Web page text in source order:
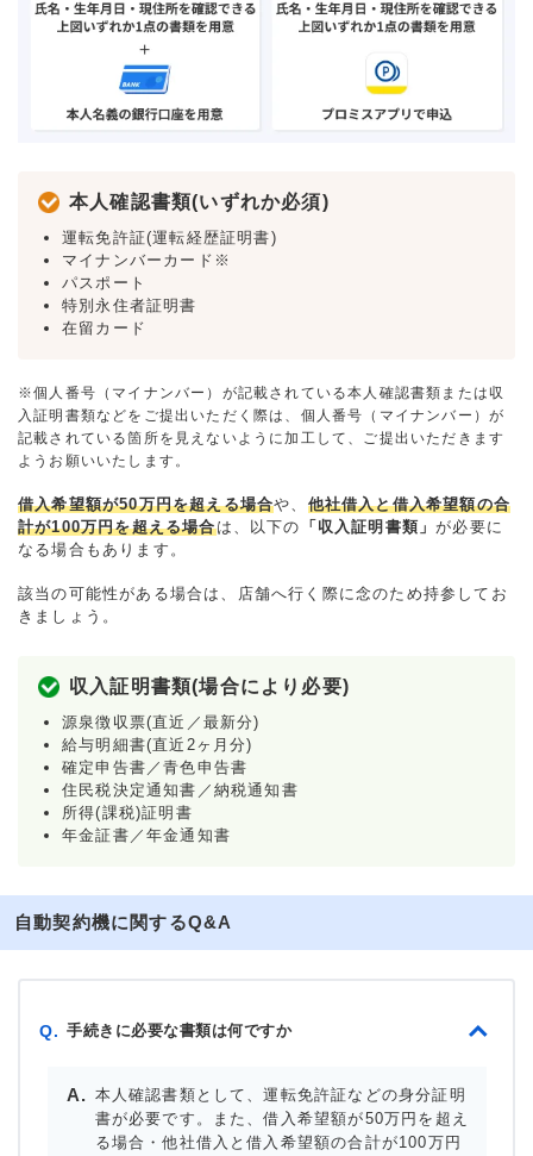
本人確認書類(いずれか必須)
運転免許証(運転経歴証明書)
マイナンバーカード※
パスポート
特別永住者証明書
在留カード
※個人番号（マイナンバー）が記載されている本人確認書類または収
入証明書類などをご提出いただく際は、個人番号（マイナンバー）が
記載されている箇所を見えないように加工して、ご提出いただきます
ようお願いいたします。
借入希望額が50万円を超える場合や、 他社借入と借入希望額の合
計が100万円を超える場合は、以下の 「収入証明書類」が必要に
なる場合もあります。
該当の可能性がある場合は、店舗へ行く際に念のため持参してお
きましょう。
収入証明書類(場合により必要)
源泉徴収票(直近／最新分)
給与明細書(直近2ヶ月分)
確定申告書／青色申告書
住民税決定通知書／納税通知書
所得(課税)証明書
年金証書／年金通知書
自動契約機に関するQ&A
Q. 手続きに必要な書類は何ですか
本人確認書類として、運転免許証などの身分証明
書が必要です。また、借入希望額が50万円を超え
る場合・他社借入と借入希望額の合計が100万円